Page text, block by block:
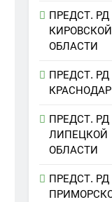
ПРЕДСТ. РД
КИРОВСКОЙ
ОБЛАСТИ
ПРЕДСТ. РД
ПРЕДСТ. РД
ЛИПЕЦКОЙ
ОБЛАСТИ
ПРЕДСТ. РД